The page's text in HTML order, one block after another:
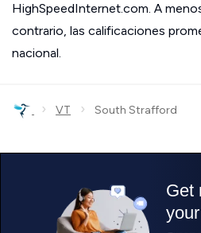
HighSpeedInternet.com. A
contrario, las calificaciones
nacional.
› VT › South Strafford